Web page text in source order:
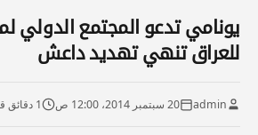
يونامي تدعو المجتمع الدولي
للعراق تنهي تهديد داعش
admin 20 سبتمبر 2014، 12:00 ص 1 دقائق قراءة